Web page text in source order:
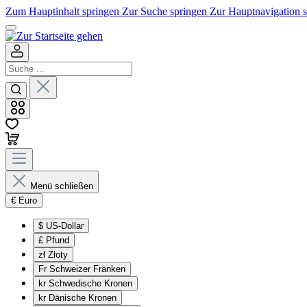
Zum Hauptinhalt springen Zur Suche springen Zur Hauptnavigation
Menü schließen
€ Euro
$ US-Dollar
£ Pfund
zł Złoty
Fr Schweizer Franken
kr Schwedische Kronen
kr Dänische Kronen